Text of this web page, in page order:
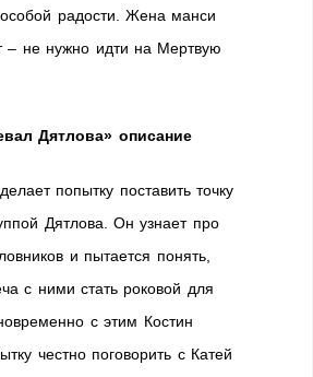
особой радости. Жена манси
– не нужно идти на Мертвую
Дятлова» описание
попытку поставить точку
Дятлова. Он узнает про
и пытается понять,
с ними стать роковой для
с этим Костин
честно поговорить с Катей